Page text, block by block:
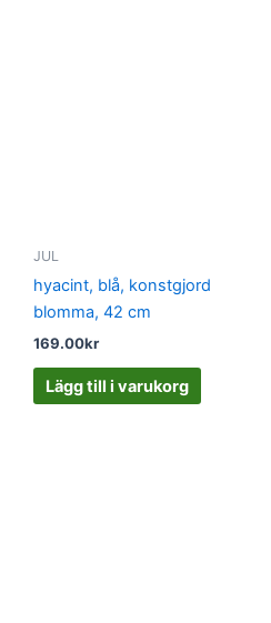
JUL
hyacint, blå, konstgjord
blomma, 42 cm
169.00kr
Lägg till i varukorg